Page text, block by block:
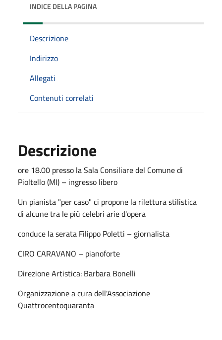
INDICE DELLA PAGINA
Descrizione
Indirizzo
Allegati
Contenuti correlati
Descrizione
ore 18.00 presso la Sala Consiliare del Comune di
Pioltello (MI) – ingresso libero
Un pianista "per caso" ci propone la rilettura stilistica
di alcune tra le più celebri arie d'opera
conduce la serata Filippo Poletti – giornalista
CIRO CARAVANO – pianoforte
Direzione Artistica: Barbara Bonelli
Organizzazione a cura dell'Associazione
Quattrocentoquaranta